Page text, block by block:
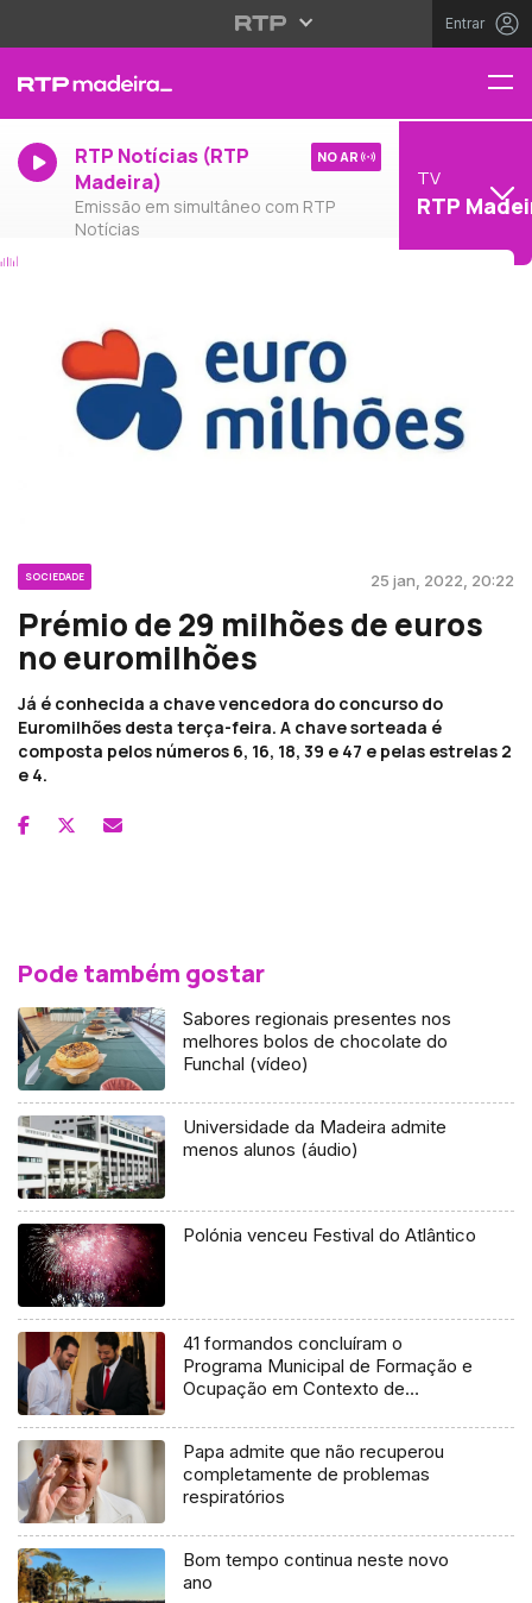
Entrar
RTP Notícias (RTP
Madeira)
Emissão em simultâneo com RTP
Notícias
NO AR
TV
RTP
SOCIEDADE 25 jan, 2022, 20:22
Prémio de 29 milhões de euros
no euromilhões
Já é conhecida a chave vencedora do concurso do
Euromilhões desta terça-feira. A chave sorteada é
composta pelos números 6, 16, 18, 39 e 47 e pelas estrelas 2
e 4.
Pode também gostar
Sabores regionais presentes nos
melhores bolos de chocolate do
Funchal (vídeo)
Universidade da Madeira admite
menos alunos (áudio)
Polónia venceu Festival do Atlântico
41 formandos concluíram o
Programa Municipal de Formação e
Ocupação em Contexto de
Papa admite que não recuperou
completamente de problemas
respiratórios
Bom tempo continua neste novo
ano